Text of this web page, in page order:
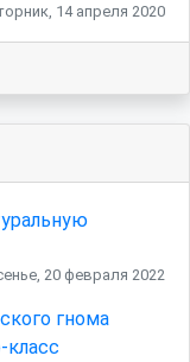
14 апреля 2020
20 февраля 2022
гнома